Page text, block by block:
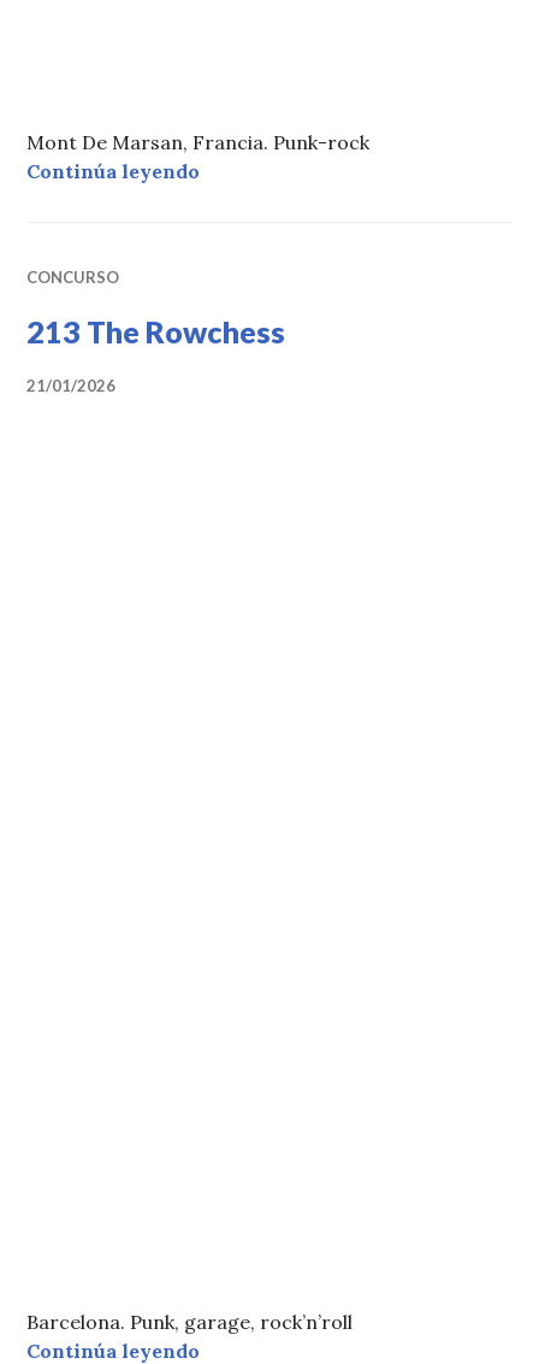
Mont De Marsan, Francia. Punk-rock
Continúa leyendo
CONCURSO
213 The Rowchess
21/01/2026
Barcelona. Punk, garage, rock’n’roll
Continúa leyendo